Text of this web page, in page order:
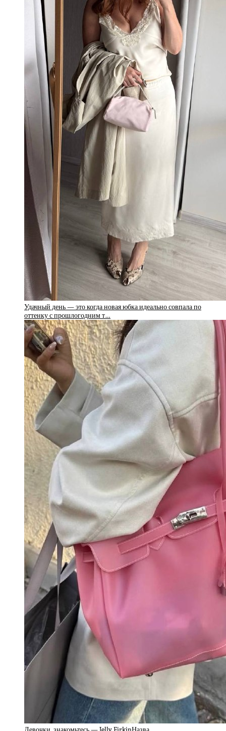
Удачный день — это когда новая юбка идеально совпала по
оттенку с прошлогодним т…